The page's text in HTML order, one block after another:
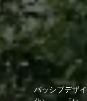
パッシブデザ